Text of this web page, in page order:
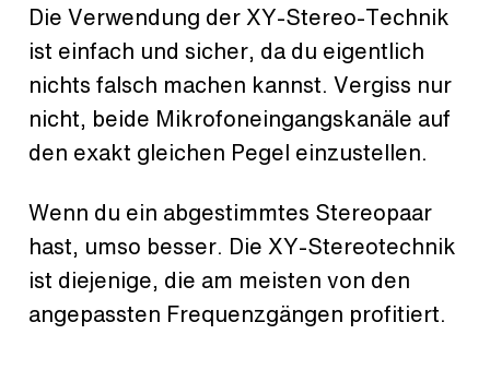
Die Verwendung der XY-Stereo-Technik
ist einfach und sicher, da du eigentlich
nichts falsch machen kannst. Vergiss nur
nicht, beide Mikrofoneingangskanäle auf
den exakt gleichen Pegel einzustellen.
Wenn du ein abgestimmtes Stereopaar
hast, umso besser. Die XY-Stereotechnik
ist diejenige, die am meisten von den
angepassten Frequenzgängen profitiert.